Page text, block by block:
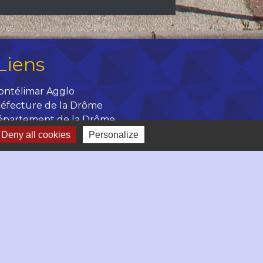
Agglo
de la Drôme
de la Drôme
Auvergne Rhône Alpes
Deny all cookies Personalize